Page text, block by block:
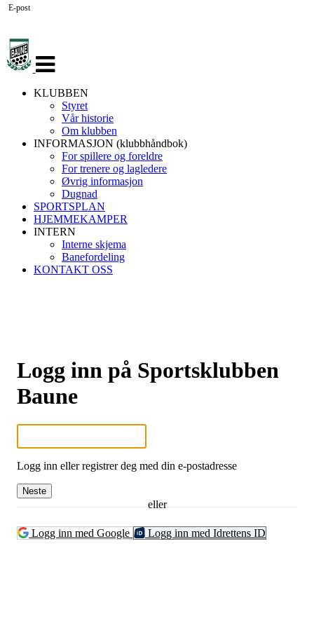
navigasjon
KLUBBEN
Styret
Vår historie
Om klubben
INFORMASJON (klubbhåndbok)
For spillere og foreldre
For trenere og lagledere
Øvrig informasjon
Dugnad
SPORTSPLAN
HJEMMEKAMPER
INTERN
Interne skjema
Banefordeling
KONTAKT OSS
Logg inn på Sportsklubben
Baune
E-post
Logg inn eller registrer deg med din e-postadresse
Neste
eller
Logg inn med Google Logg inn med Idrettens ID